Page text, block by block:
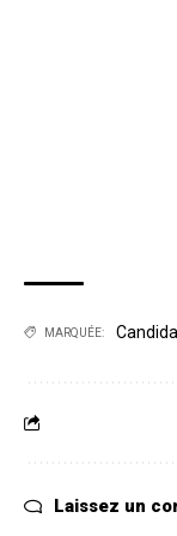
MARQUÉE:
Laissez un